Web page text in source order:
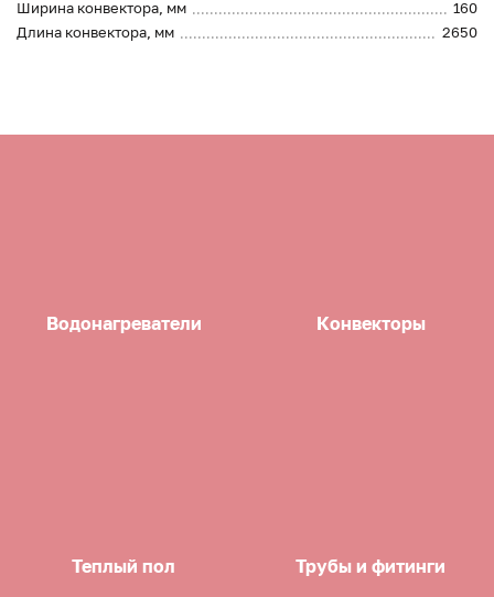
Ширина конвектора, мм
160
Длина конвектора, мм
2650
Водонагреватели Конвекторы
Теплый пол Трубы и фитинги